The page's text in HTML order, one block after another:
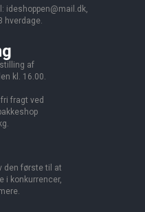
ideshoppen@mail.dk,
hverdage.
af
kl. 16.00.
fri fragt ved
den første til at
i konkurrencer,